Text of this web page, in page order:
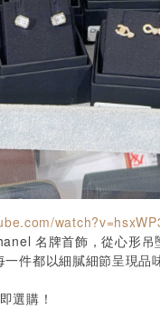
名牌首飾，從心形
件都以細膩細節呈現品味
選購！